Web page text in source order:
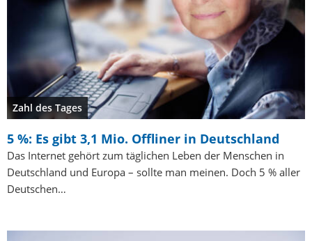
Zahl des Tages
5 %: Es gibt 3,1 Mio. Offliner in Deutschland
Das Internet gehört zum täglichen Leben der Menschen in
Deutschland und Europa – sollte man meinen. Doch 5 % aller
Deutschen…